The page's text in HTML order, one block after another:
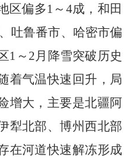
区偏多1 ～ 4成，和田
吐鲁番市、哈密市偏
1 ～ 2月降雪突破历史
着气温快速回 升，局
增大，主要是北疆阿
犁北部、博州西北部
在河道快速解冻形成